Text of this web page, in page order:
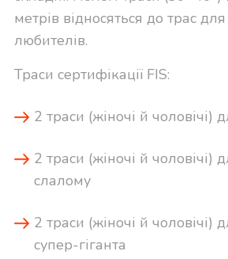
метрів відносяться до трас для
любителів.
Траси сертифікації FIS:
2 траси (жіночі й чоловічі)
2 траси (жіночі й чоловічі)
слалому
2 траси (жіночі й чоловічі)
супер-гіганта